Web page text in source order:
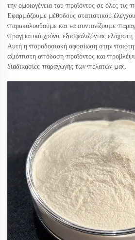
την ομοιογένεια του προϊόντος σε όλες τις
Εφαρμόζουμε μέθοδους στατιστικού έλεγχου
παρακολουθούμε και να συντονίζουμε
πραγματικό χρόνο, εξασφαλιζόντας
Αυτή η παραδοσιακή αφοσίωση στην
αξιόπιστη απόδοση προϊόντος και
διαδικασίες παραγωγής των πελατών μας.